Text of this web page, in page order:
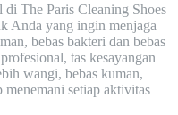
di The Paris Cleaning Shoes
Anda yang ingin menjaga
bebas bakteri dan bebas
tas kesayangan
wangi, bebas kuman,
menemani setiap aktivitas